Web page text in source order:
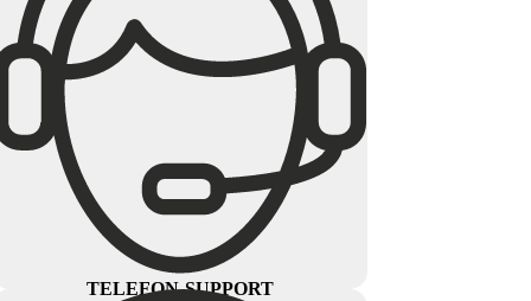
TELEFON-SUPPORT